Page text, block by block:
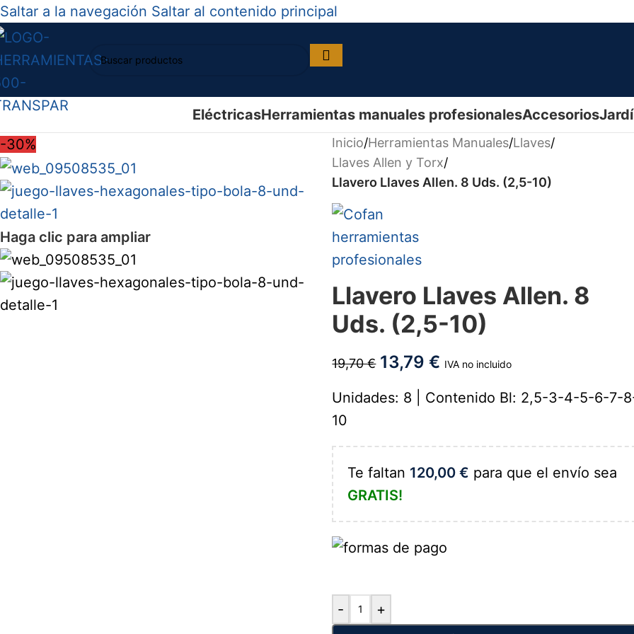
Saltar a la navegación Saltar al contenido principal
EléctricasHerramientas manuales profesionalesAccesorios
-30%
Haga clic para ampliar
Inicio/Herramientas Manuales/Llaves/
Llaves Allen y Torx/
Llavero Llaves Allen. 8 Uds. (2,5-10)
Llavero Llaves Allen. 8
Uds. (2,5-10)
19,70€ 13,79€ IVA no incluido
Unidades: 8 | Contenido Bl: 2,5-3-4-5-6-7-
10
Te faltan 120,00€ para que el envío sea
GRATIS!
- +